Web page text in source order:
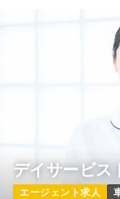
デイサービス
エージェント求人